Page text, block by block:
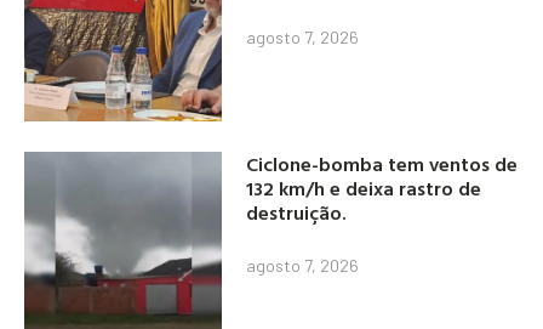
agosto 7, 2026
Ciclone-bomba tem ventos de
132 km/h e deixa rastro de
destruição.
agosto 7, 2026